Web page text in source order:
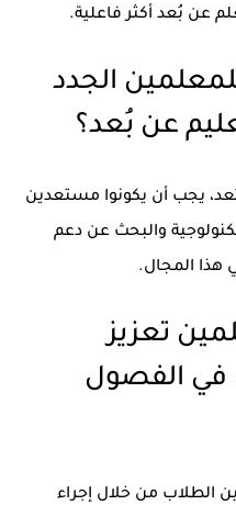
عن بُعد أكثر فاعلية.
الجدد
عن بُعد؟
يجب أن يكونوا مستعدين
والبحث عن دعم
هذا المجال.
تعزيز
في الفصول
الطلاب من خلال إجراء